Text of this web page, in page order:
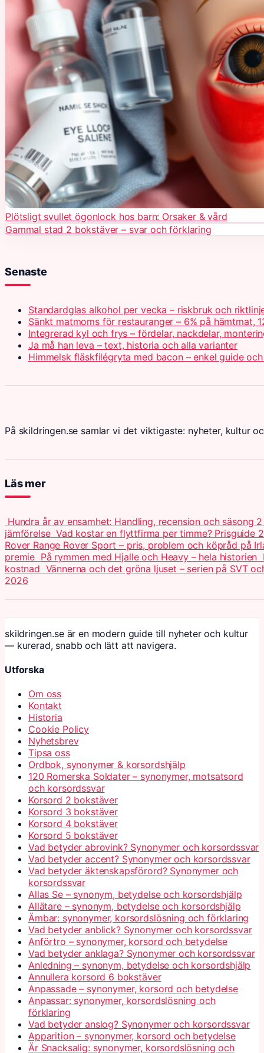
Plötsligt svullet ögonlock hos barn: Orsaker & vård
Gammal stad 2 bokstäver – svar och förklaring
Senaste
Standardglas alkohol per vecka – riskbruk och
Sänkt matmoms för restauranger – 6% på hämtmat,
Integrerad kyl och frys – fördelar, nackdelar,
Ja må han leva – text, historia och alla varianter
Himmelsk fläskfilégryta med bacon – enkel guide
På skildringen.se samlar vi det viktigaste: nyheter, kultur
Läs mer
Hundra år av ensamhet: Handling, recension och säsong
jämförelse Vad kostar en flyttfirma per timme? Prisguide
Rover Range Rover Sport – pris, problem och köpråd på
premie På rymmen med Hjalle och Heavy – hela historien
kostnad Vännerna och det gröna ljuset – serien på SVT
2026
skildringen.se är en modern guide till nyheter och kultur
— kurerad, snabb och lätt att navigera.
Utforska
Om oss
Kontakt
Historia
Cookie Policy
Nyhetsbrev
Tipsa oss
Ordbok, synonymer & korsordshjälp
120 Romerska Soldater – synonymer, motsatsord
och korsordssvar
Korsord 2 bokstäver
Korsord 3 bokstäver
Korsord 4 bokstäver
Korsord 5 bokstäver
Vad betyder abrovink? Synonymer och korsordssvar
Vad betyder accent? Synonymer och korsordssvar
Vad betyder äktenskapsförord? Synonymer och
korsordssvar
Allas Se – synonym, betydelse och korsordshjälp
Allätare – synonym, betydelse och korsordshjälp
Ämbar: synonymer, korsordslösning och förklaring
Vad betyder anblick? Synonymer och korsordssvar
Anförtro – synonymer, korsord och betydelse
Vad betyder anklaga? Synonymer och korsordssvar
Anledning – synonym, betydelse och korsordshjälp
Annullera korsord 6 bokstäver
Anpassade – synonymer, korsord och betydelse
Anpassar: synonymer, korsordslösning och
förklaring
Vad betyder anslog? Synonymer och korsordssvar
Apparition – synonymer, korsord och betydelse
Är Snacksalig: synonymer, korsordslösning och